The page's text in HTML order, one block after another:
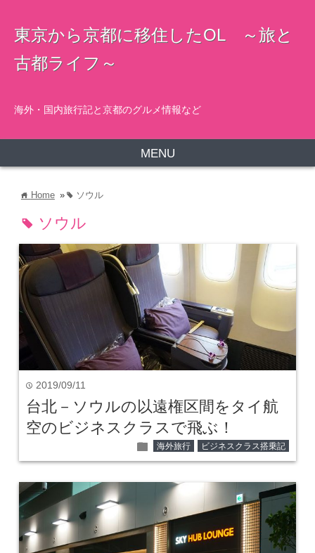
東京から京都に移住したOL ～旅と
古都ライフ～
海外・国内旅行記と京都のグルメ情報など
MENU
home Home » tag ソウル
tag ソウル
time 2019/09/11
台北－ソウルの以遠権区間をタイ航
空のビジネスクラスで飛ぶ！
folder 海外旅行 ビジネスクラス搭乗記